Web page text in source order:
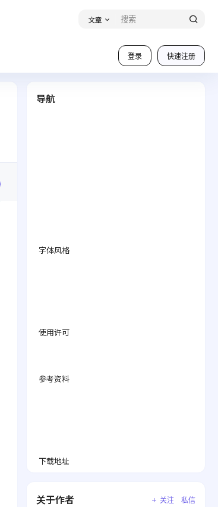
文章
登录 快速注册
导航
字体风格
使用许可
参考资料
下载地址
关于作者 关注 私信